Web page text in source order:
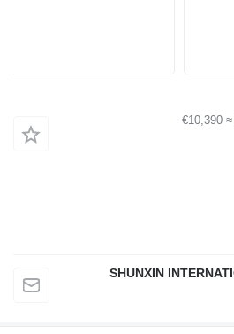
≈ €10,390
SHUNXIN